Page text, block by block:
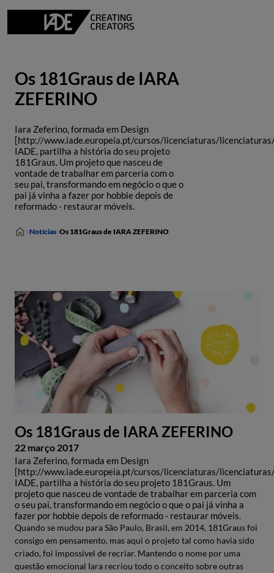
Os 181Graus de IARA
ZEFERINO
Iara Zeferino, formada em Design
[http://www.iade.europeia.pt/cursos/licenciaturas/
IADE, partilha a história do seu projeto
181Graus. Um projeto que nasceu de
vontade de trabalhar em parceria com o
seu pai, transformando em negócio o que o
pai já vinha a fazer por hobbie depois de
reformado - restaurar móveis.
Notícias Os 181Graus de IARA ZEFERINO
Os 181Graus de IARA ZEFERINO
22 março 2017
Iara Zeferino, formada em Design
[http://www.iade.europeia.pt/cursos/licenciaturas/
IADE, partilha a história do seu projeto 181Graus. Um
projeto que nasceu de vontade de trabalhar em parceria com
o seu pai, transformando em negócio o que o pai já vinha a
fazer por hobbie depois de reformado - restaurar móveis.
Quando se mudou para São Paulo, Brasil, em 2014, 181Graus foi
consigo em pensamento, mas aqui o projeto tal como havia sido
criado, foi impossível de recriar. Mantendo o nome por uma
questão emocional Iara recriou todo o conceito sobre outras